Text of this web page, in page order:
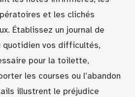
et les clichés
Établissez un journal de
quotidien vos difficultés,
pour la toilette,
les courses ou l’abandon
illustrent le préjudice